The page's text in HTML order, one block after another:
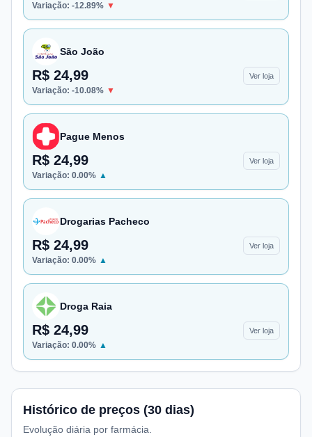
Variação: -12.89% ▼
São João
R$ 24,99 Ver loja
Variação: -10.08% ▼
Pague Menos
R$ 24,99 Ver loja
Variação: 0.00% ▲
Drogarias Pacheco
R$ 24,99 Ver loja
Variação: 0.00% ▲
Droga Raia
R$ 24,99 Ver loja
Variação: 0.00% ▲
Histórico de preços (30 dias)
Evolução diária por farmácia.